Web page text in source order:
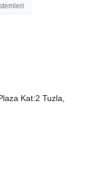
Kat:2 Tuzla,